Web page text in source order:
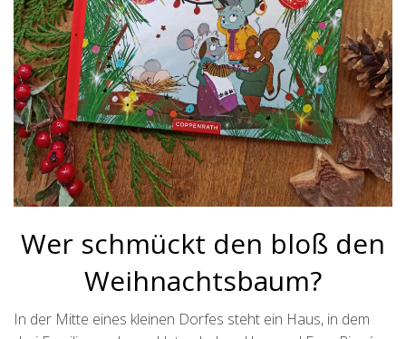
Wer schmückt den bloß den
Weihnachtsbaum?
In der Mitte eines kleinen Dorfes steht ein Haus, in dem